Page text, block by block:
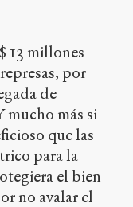
13 millones
por
de
mucho más si
que las
para la
el bien
no avalar el